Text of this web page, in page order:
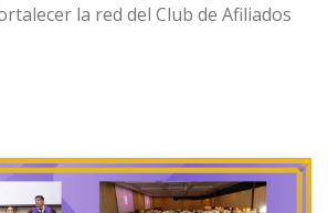
la red del Club de Afiliados